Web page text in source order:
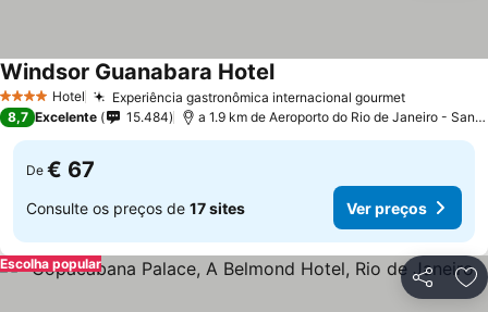
4 EstrelasHotel Experiência gastronômica internacional gourmet
Windsor Guanabara Hotel
8,7 Excelente 15.484 a 1.9 km de Aeroporto do Rio de Janeiro - Santos Dumont
De € 67
Consulte os preços de 17 sites Ver preços
Partilhar
Escolha popular